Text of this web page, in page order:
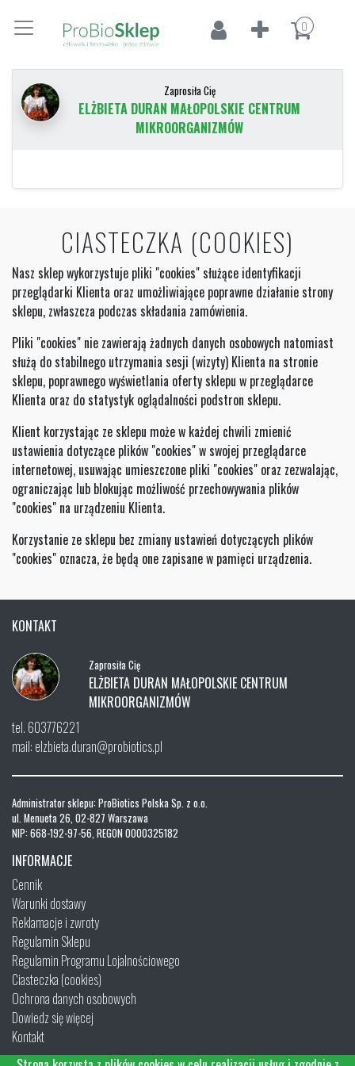
0
Zaprosiła Cię
ELŻBIETA DURAN MAŁOPOLSKIE CENTRUM
MIKROORGANIZMÓW
CIASTECZKA (COOKIES)
Nasz sklep wykorzystuje pliki "cookies" służące identyfikacji
przeglądarki Klienta oraz umożliwiające poprawne działanie strony
sklepu, zwłaszcza podczas składania zamówienia.
Pliki "cookies" nie zawierają żadnych danych osobowych natomiast
służą do stabilnego utrzymania sesji (wizyty) Klienta na stronie
sklepu, poprawnego wyświetlania oferty sklepu w przeglądarce
Klienta oraz do statystyk oglądalności podstron sklepu.
Klient korzystając ze sklepu może w każdej chwili zmienić
ustawienia dotyczące plików "cookies" w swojej przeglądarce
internetowej, usuwając umieszczone pliki "cookies" oraz zezwalając,
ograniczając lub blokując możliwość przechowywania plików
"cookies" na urządzeniu Klienta.
Korzystanie ze sklepu bez zmiany ustawień dotyczących plików
"cookies" oznacza, że będą one zapisane w pamięci urządzenia.
KONTAKT
Zaprosiła Cię
ELŻBIETA DURAN MAŁOPOLSKIE CENTRUM
MIKROORGANIZMÓW
tel. 603776221
mail: elzbieta.duran@probiotics.pl
Administrator sklepu: ProBiotics Polska Sp. z o.o.
ul. Menueta 26, 02-827 Warszawa
NIP: 668-192-97-56, REGON 0000325182
INFORMACJE
Cennik
Warunki dostawy
Reklamacje i zwroty
Regulamin Sklepu
Regulamin Programu Lojalnościowego
Ciasteczka (cookies)
Ochrona danych osobowych
Dowiedz się więcej
Kontakt